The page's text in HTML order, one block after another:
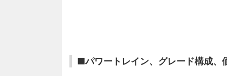
■パワートレイン、グレード構成、